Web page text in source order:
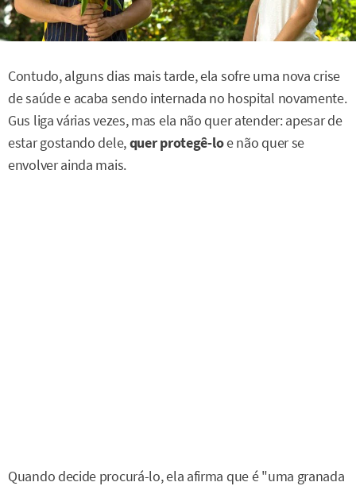
Contudo, alguns dias mais tarde, ela sofre uma nova crise
de saúde e acaba sendo internada no hospital novamente.
Gus liga várias vezes, mas ela não quer atender: apesar de
estar gostando dele,quer protegê-loe não quer se
envolver ainda mais.
Quando decide procurá-lo, ela afirma que é "uma granada